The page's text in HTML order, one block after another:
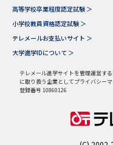
高等学校卒業程度認定試験 ＞
小学校教員資格認定試験 ＞
テレメールお支払いサイト ＞
大学進学IDについて ＞
テレメール進学サイトを管理運営す
に取り扱う企業としてプライバシー
登録番号 10860126